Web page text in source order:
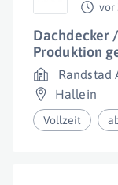
vor
Dachdecker
Produktion
Randstad
Hallein
Vollzeit